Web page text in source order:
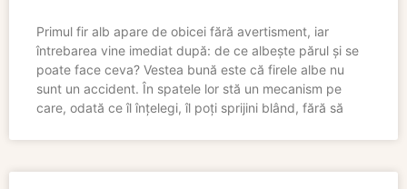
Primul fir alb apare de obicei fără avertisment, iar
întrebarea vine imediat după: de ce albește părul și se
poate face ceva? Vestea bună este că firele albe nu
sunt un accident. În spatele lor stă un mecanism pe
care, odată ce îl înțelegi, îl poți sprijini blând, fără să